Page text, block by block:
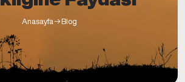
Anasayfa Blog